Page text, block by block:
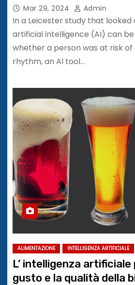
Mar 29, 2024 Admin
In a Leicester study that
artificial intelligence (AI) can
whether a person was at risk
rhythm, an AI tool…
ALIMENTAZIONE INTELLIGENZA ARTIFICIALE
L’ intelligenza artificiale
gusto e la qualità della